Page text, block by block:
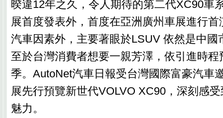
暌違12年之久，令人期待的第二代XC90車
展首度發表外，首度在亞洲廣州車展進行
汽車因素外，主要著眼於LSUV 依然是中國
至於台灣消費者想要一親芳澤，依引進時程
季。AutoNet汽車日報受台灣國際富豪汽車
展先行預覽新世代VOLVO XC90，深刻感
魅力。